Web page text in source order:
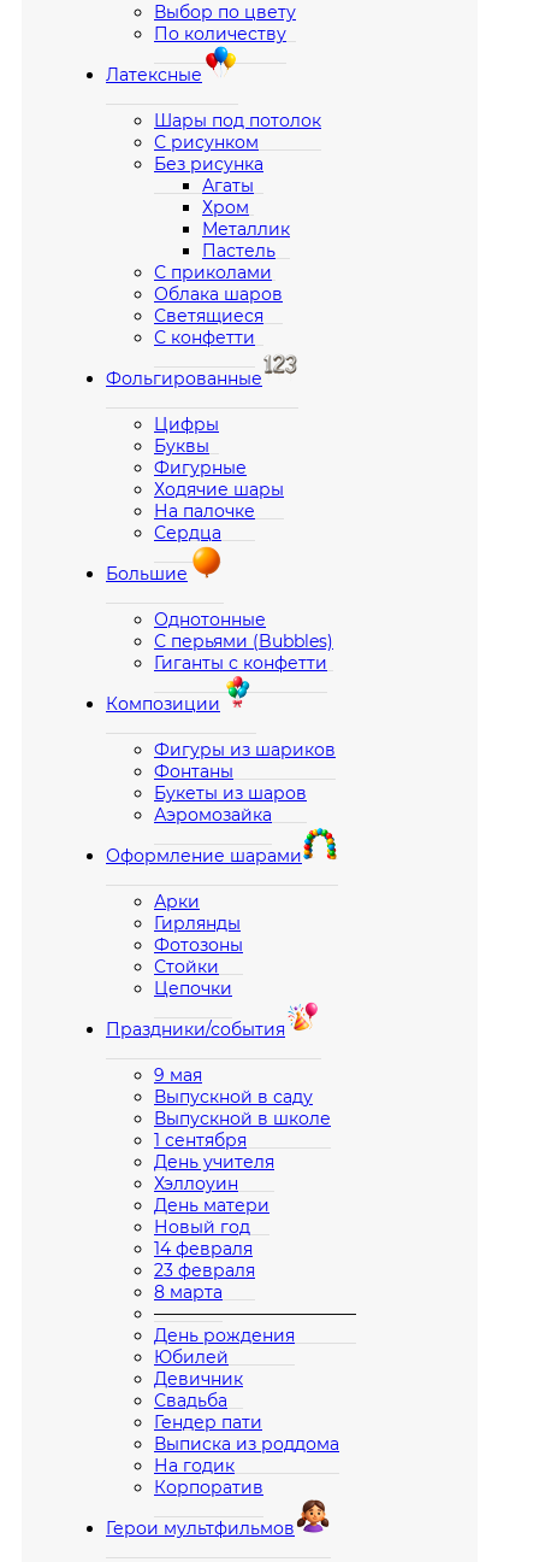
Выбор по цвету
По количеству
Латексные
Шары под потолок
С рисунком
Без рисунка
Агаты
Хром
Металлик
Пастель
С приколами
Облака шаров
Светящиеся
С конфетти
Фольгированные
Цифры
Буквы
Фигурные
Ходячие шары
На палочке
Сердца
Большие
Однотонные
С перьями (Bubbles)
Гиганты с конфетти
Композиции
Фигуры из шариков
Фонтаны
Букеты из шаров
Аэромозайка
Оформление шарами
Арки
Гирлянды
Фотозоны
Стойки
Цепочки
Праздники/события
9 мая
Выпускной в саду
Выпускной в школе
1 сентября
День учителя
Хэллоуин
День матери
Новый год
14 февраля
23 февраля
8 марта
————————————
День рождения
Юбилей
Девичник
Свадьба
Гендер пати
Выписка из роддома
На годик
Корпоратив
Герои мультфильмов